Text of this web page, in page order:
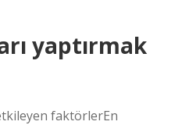
yaptırmak
faktörlerEn